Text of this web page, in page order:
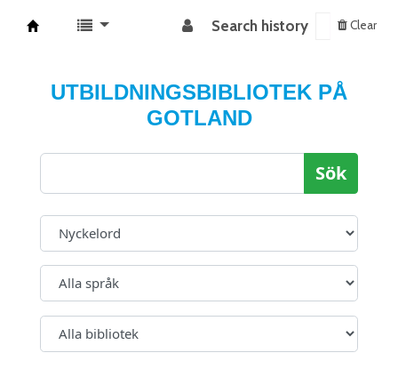
Search history Clear
UTBILDNINGSBIBLIOTEK PÅ
GOTLAND
Sök